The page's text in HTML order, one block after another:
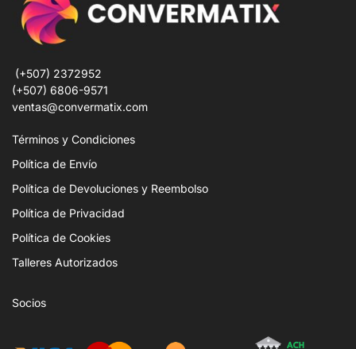
(+507) 2372952
(+507) 6806-9571
ventas@convermatix.com
Términos y Condiciones
Política de Envío
Política de Devoluciones y Reembolso
Política de Privacidad
Política de Cookies
Talleres Autorizados
Socios